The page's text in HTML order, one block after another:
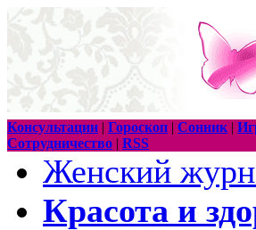
Консультации | Гороскоп | Сонник |
Сотрудничество | RSS
Женский
Красота и